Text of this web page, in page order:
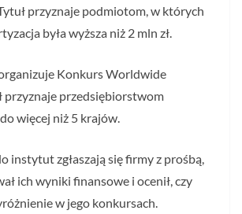
przyznaje podmiotom, w których
była wyższa niż 2 mln zł.
Konkurs Worldwide
przyznaje przedsiębiorstwom
więcej niż 5 krajów.
instytut zgłaszają się firmy z prośbą,
ich wyniki finansowe i ocenił, czy
w jego konkursach.